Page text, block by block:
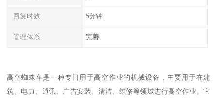
回复时效 5分钟
管理体系 完善
高空蜘蛛车是一种专门用于高空作业的机械设备，主要用于在建
筑、电力、通讯、广告安装、清洁、维修等领域进行高空作业。它